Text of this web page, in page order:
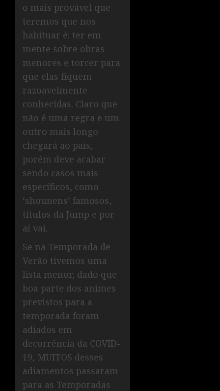
o mais provável que
teremos que nos
habituar é: ter em
mente sobre obras
menores e torcer para
que elas fiquem
razoavelmente
conhecidas. Claro que
não é uma regra e um
outro mais longo
chegará ao país,
porém deve acabar
sendo casos mais
específicos, como
‘shounens’ famosos,
títulos da Jump e por
aí vai.
Se na Temporada de
Verão tivemos uma
lista menor, dado que
boa parte dos animes
previstos para a
temporada foram
adiados em
decorrência da COVID-
19, MUITOS desses
adiamentos passaram
para as Temporadas